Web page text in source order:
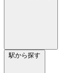
駅から探す